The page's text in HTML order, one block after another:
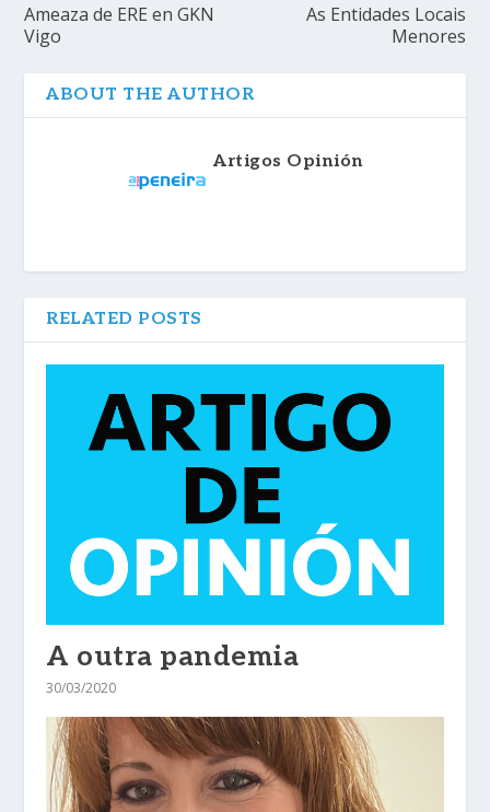
Ameaza de ERE en GKN
Vigo
As Entidades Locais
Menores
ABOUT THE AUTHOR
Artigos Opinión
RELATED POSTS
A outra pandemia
30/03/2020